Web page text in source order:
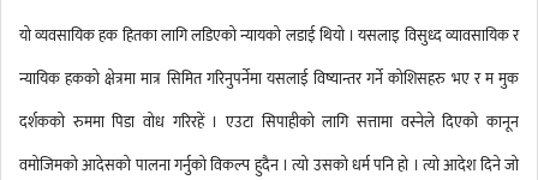
यो व्यवसायिक हक हितका लागि लडिएको न्यायको लडाई थियो । यसलाइ विसुध्द व्यावसायिक र
न्यायिक हकको क्षेत्रमा मात्र सिमित गरिनुपर्नेमा यसलाई विष्यान्तर गर्ने कोशिसहरु भए र म मुक
दर्शकको रुममा पिडा वोध गरिरहें । एउटा सिपाहीको लागि सत्तामा वस्नेले दिएको कानून
वमोजिमको आदेसको पालना गर्नुको विकल्प हुदैन । त्यो उसको धर्म पनि हो । त्यो आदेश दिने जो